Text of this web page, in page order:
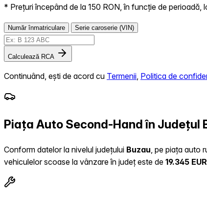
* Prețuri începând de la 150 RON, în funcție de
Număr înmatriculare Serie caroserie (VIN)
Calculează RCA
Continuând, ești de acord cu Termenii Politica de
Piața Auto Second-Hand în Județul
Conform datelor la nivelul județului Buzau , pe piața auto
vehiculelor scoase la vânzare în județ este de 19.345 EUR